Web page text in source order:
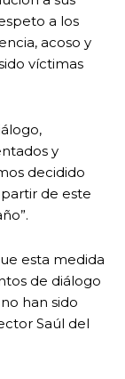
a los
acoso y
víctimas
y
decidido
de este
esta medida
de diálogo
han sido
Saúl del